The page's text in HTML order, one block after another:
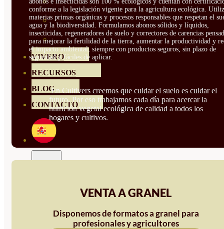
ROSALES
GERANIOS
VIVERO
RECURSOS
BLOG
CONTACTO
conforme a la legislación vigente para la agricultura ecológica.
materias primas orgánicas y procesos responsables que respetan el
agua y la biodiversidad. Formulamos abonos sólidos y líquidos,
insecticidas, regeneradores de suelo y correctores de carencias
para mejorar la fertilidad de la tierra, aumentar la productividad y
el impacto ambiental, siempre con productos seguros, sin plazo de
seguridad y fáciles de aplicar.
En Cultivers creemos que cuidar el suelo es cuidar el
futuro. Por eso trabajamos cada día para acercar la
nutrición vegetal ecológica de calidad a todos los
hogares y cultivos.
VENTA A GRANEL
Disponemos de formatos a granel para
profesionales y agricultores